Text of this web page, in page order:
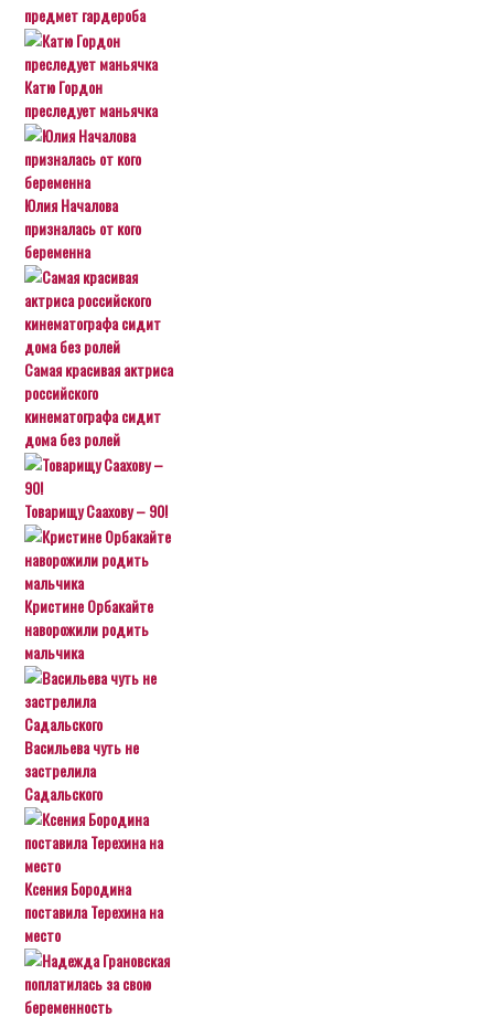
предмет гардероба
Катю Гордон
преследует маньячка
Юлия Началова
призналась от кого
беременна
Самая красивая актриса
российского
кинематографа сидит
дома без ролей
Товарищу Саахову – 90!
Кристине Орбакайте
наворожили родить
мальчика
Васильева чуть не
застрелила
Садальского
Ксения Бородина
поставила Терехина на
место